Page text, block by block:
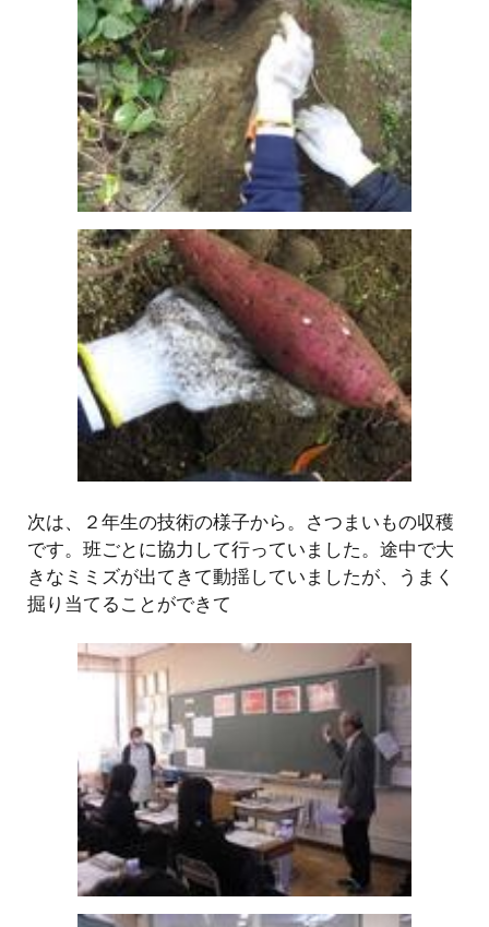
次は、２年生の技術の様子から。さつまいもの収穫
です。班ごとに協力して行っていました。途中で大
きなミミズが出てきて動揺していましたが、うまく
掘り当てることができて